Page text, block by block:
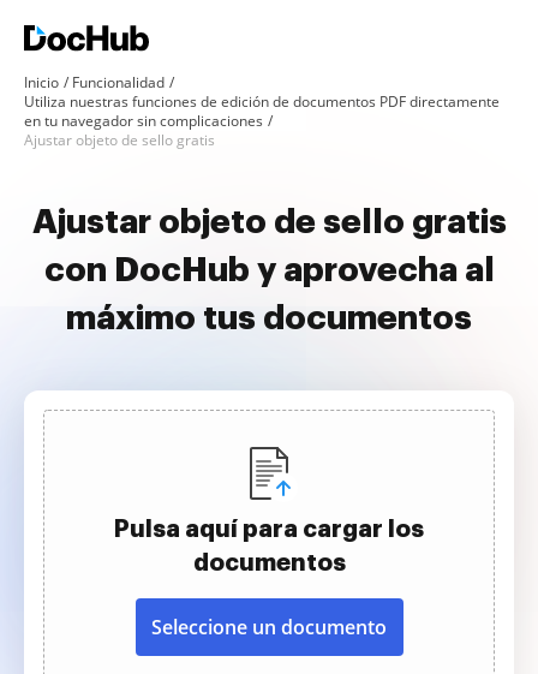
Inicio
Funcionalidad
Utiliza nuestras funciones de edición de documentos PDF directamente
en tu navegador sin complicaciones
Ajustar objeto de sello gratis
Ajustar objeto de sello gratis
con DocHub y aprovecha al
máximo tus documentos
Pulsa aquí para cargar los
documentos
Seleccione un documento